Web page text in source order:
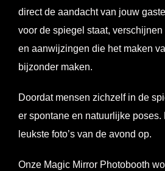
direct de aandacht van jouw
voor de spiegel staat,
en aanwijzingen die het maken
bijzonder maken.
Doordat mensen zichzelf in de
er spontane en natuurlijke poses.
leukste foto’s van de avond op.
Onze Magic Mirror Photobooth